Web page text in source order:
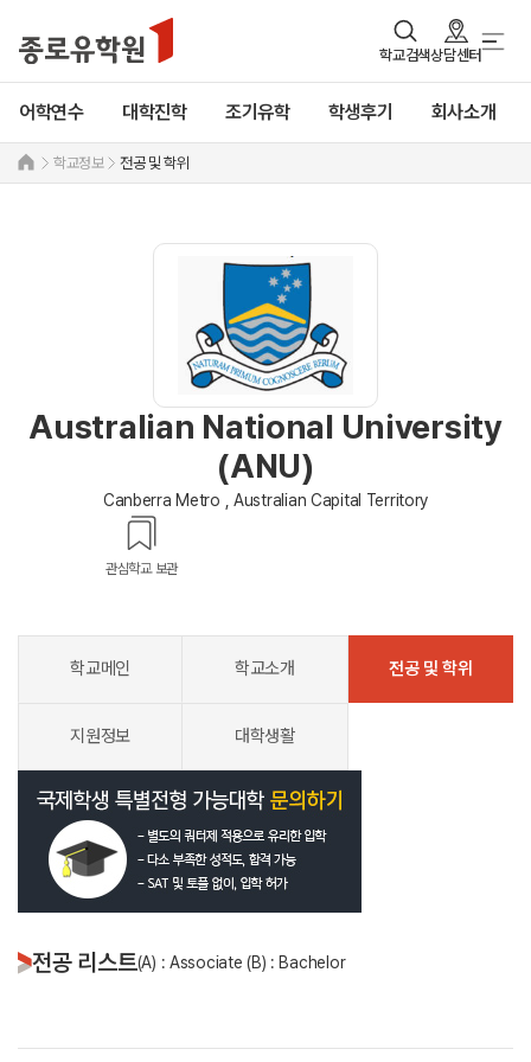
학교검색상담센터
어학연수 대학진학 조기유학 학생후기 회사소개
학교정보 전공 및 학위
Australian National University
(ANU)
Canberra Metro , Australian Capital Territory
관심학교 보관
학교메인 학교소개 전공 및 학위
지원정보 대학생활
전공 리스트(A) : Associate (B) : Bachelor